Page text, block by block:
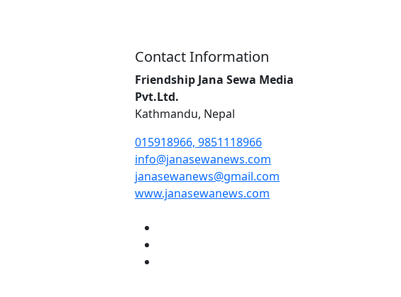
Contact Information
Friendship Jana Sewa Media
Pvt.Ltd.
Kathmandu, Nepal
015918966, 9851118966
info@janasewanews.com
janasewanews@gmail.com
www.janasewanews.com